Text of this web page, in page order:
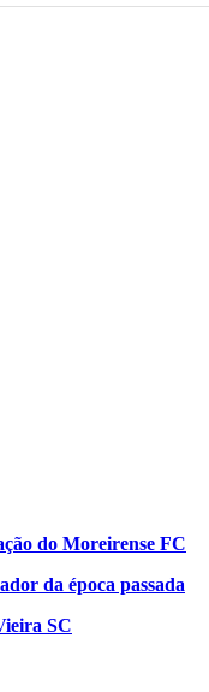
do Moreirense FC
da época passada
SC